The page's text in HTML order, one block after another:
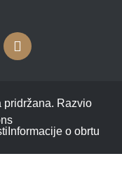
pridržana. Razvio
Informacije o obrtu